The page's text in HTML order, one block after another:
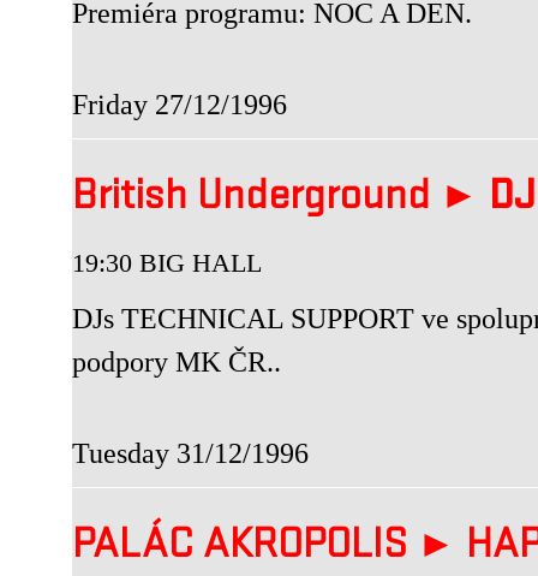
Premiéra programu: NOC A DEN.
Friday 27/12/1996
British Underground ►
19:30 BIG HALL
DJs TECHNICAL SUPPORT ve
podpory MK ČR..
Tuesday 31/12/1996
PALÁC AKROPOLIS ►